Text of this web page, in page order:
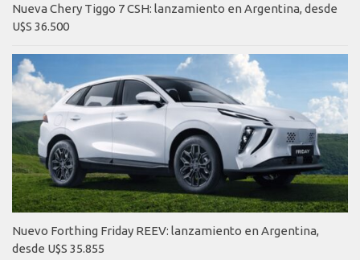
Nueva Chery Tiggo 7 CSH: lanzamiento en Argentina, desde
U$S 36.500
Nuevo Forthing Friday REEV: lanzamiento en Argentina,
desde U$S 35.855